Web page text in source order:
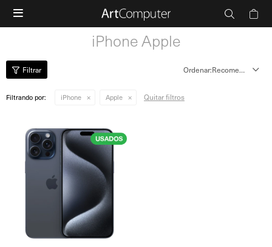

iPhone Apple
Recomendados
Filtrando por: iPhone Apple Quitar filtros